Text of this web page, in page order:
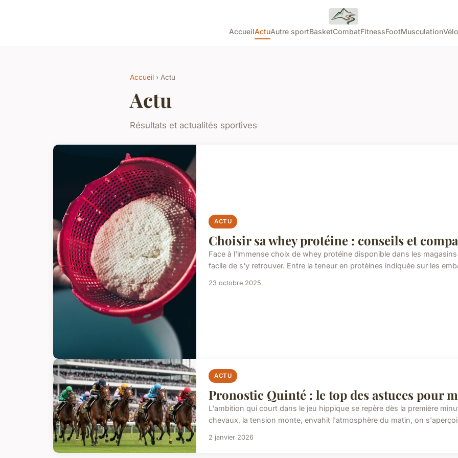
AccueilActuAutre sportBasketCombatFitnessFootMusculationVélo
Accueil › Actu
Actu
Résultats et actualités sportives
ACTU
Choisir sa whey protéine : conseils et
Face à l'immense choix de whey protéine disponible dans les
facile de s'y retrouver. Entre la teneur en protéines indiquée sur les
23 octobre 2025
ACTU
Pronostic Quinté : le top des astuces pour
L'ambition qui court dans le jeu hippique se repère dès la première
chevaux, la tension monte, envahit l'atmosphère du matin, on
2 janvier 2026